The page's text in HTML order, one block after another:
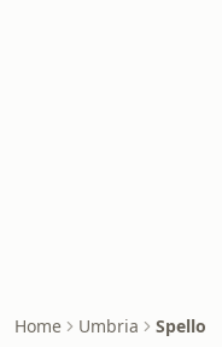
Home Umbria Spello